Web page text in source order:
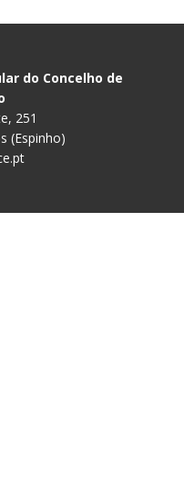
do Concelho de
251
(Espinho)